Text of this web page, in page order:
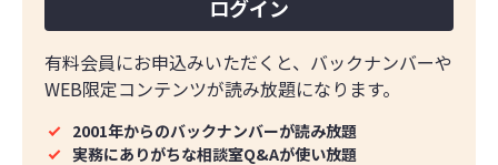
ログイン
有料会員にお申込みいただくと、バックナンバーや
WEB限定コンテンツが読み放題になります。
2001年からのバックナンバーが読み放題
実務にありがちな相談室Q&Aが使い放題